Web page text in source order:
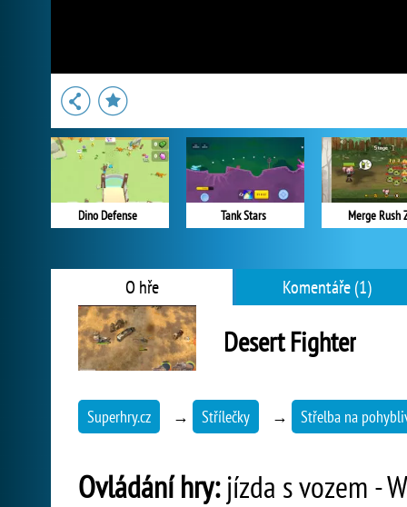
Dino Defense Tank Stars Merge Rush
O hře Komentáře (1)
Desert Fighter
Superhry.cz → Střílečky → Střelba na
Ovládání hry:jízda s vozem -